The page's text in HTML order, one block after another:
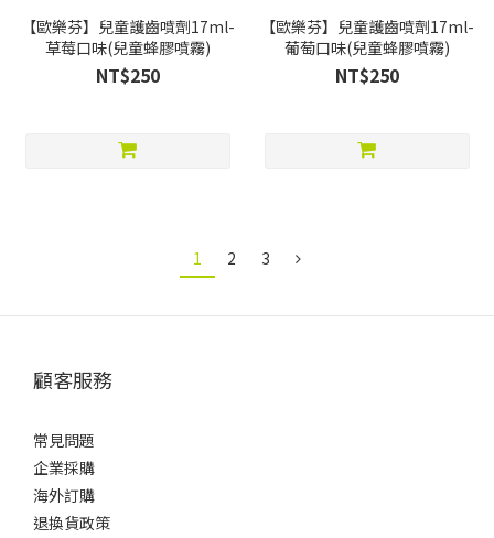
【歐樂芬】兒童護齒噴劑17ml-
草莓口味(兒童蜂膠噴霧)
NT$250
【歐樂芬】兒童護齒噴劑17ml-
葡萄口味(兒童蜂膠噴霧)
NT$250
1 2 3
顧客服務
常見問題
企業採購
海外訂購
退換貨政策